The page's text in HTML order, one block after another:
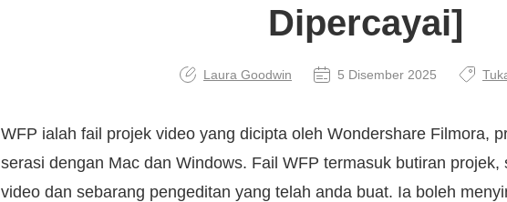
Dipercayai]
Laura Goodwin 5 Disember 2025
WFP ialah fail projek video yang dicipta oleh Wondershare Filmora,
serasi dengan Mac dan Windows. Fail WFP termasuk butiran
video dan sebarang pengeditan yang telah anda buat. Ia boleh